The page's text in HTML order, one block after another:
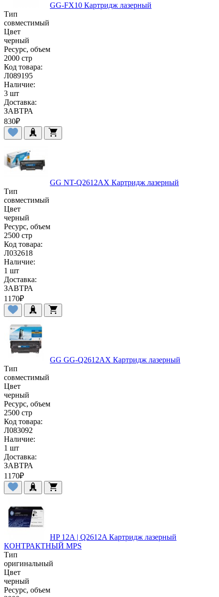
GG-FX10 Картридж лазерный
Тип
совместимый
Цвет
черный
Ресурс, объем
2000 стр
Код товара:
Л089195
Наличие:
3 шт
Доставка:
ЗАВТРА
830₽
GG NT-Q2612AX Картридж лазерный
Тип
совместимый
Цвет
черный
Ресурс, объем
2500 стр
Код товара:
Л032618
Наличие:
1 шт
Доставка:
ЗАВТРА
1170₽
GG GG-Q2612AX Картридж лазерный
Тип
совместимый
Цвет
черный
Ресурс, объем
2500 стр
Код товара:
Л083092
Наличие:
1 шт
Доставка:
ЗАВТРА
1170₽
HP 12A | Q2612A Картридж лазерный
КОНТРАКТНЫЙ MPS
Тип
оригинальный
Цвет
черный
Ресурс, объем